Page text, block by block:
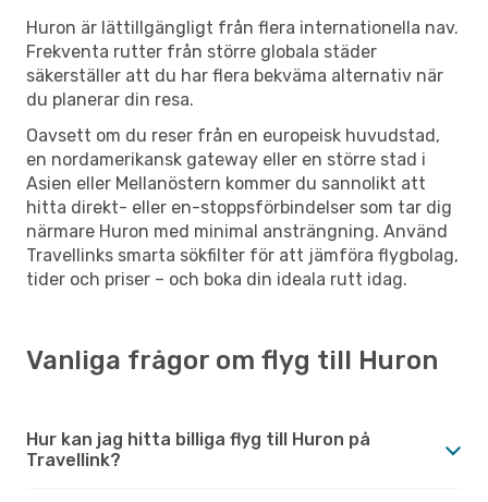
Huron är lättillgängligt från flera internationella nav.
Frekventa rutter från större globala städer
säkerställer att du har flera bekväma alternativ när
du planerar din resa.
Oavsett om du reser från en europeisk huvudstad,
en nordamerikansk gateway eller en större stad i
Asien eller Mellanöstern kommer du sannolikt att
hitta direkt- eller en-stoppsförbindelser som tar dig
närmare Huron med minimal ansträngning. Använd
Travellinks smarta sökfilter för att jämföra flygbolag,
tider och priser – och boka din ideala rutt idag.
Vanliga frågor om flyg till Huron
Hur kan jag hitta billiga flyg till Huron på
Travellink?